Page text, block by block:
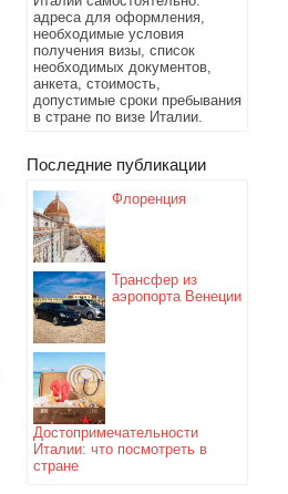
адреса для оформления,
необходимые условия
получения визы, список
необходимых документов,
анкета, стоимость,
допустимые сроки пребывания
в стране по визе Италии.
Последние публикации
Флоренция
Трансфер из
аэропорта Венеции
Достопримечательности
Италии: что посмотреть в
стране